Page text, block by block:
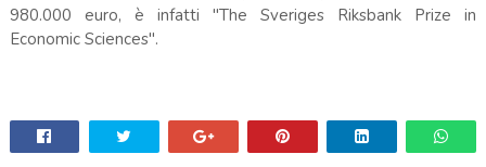
980.000 euro, è infatti "The Sveriges Riksbank Prize in
Economic Sciences".